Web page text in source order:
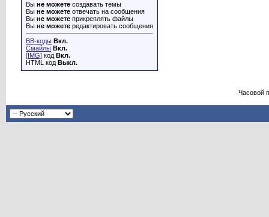
Вы не можете создавать темы
Вы не можете отвечать на сообщения
Вы не можете прикреплять файлы
Вы не можете редактировать сообщения
BB-коды Вкл.
Смайлы Вкл.
[IMG] код Вкл.
HTML код Выкл.
Часовой